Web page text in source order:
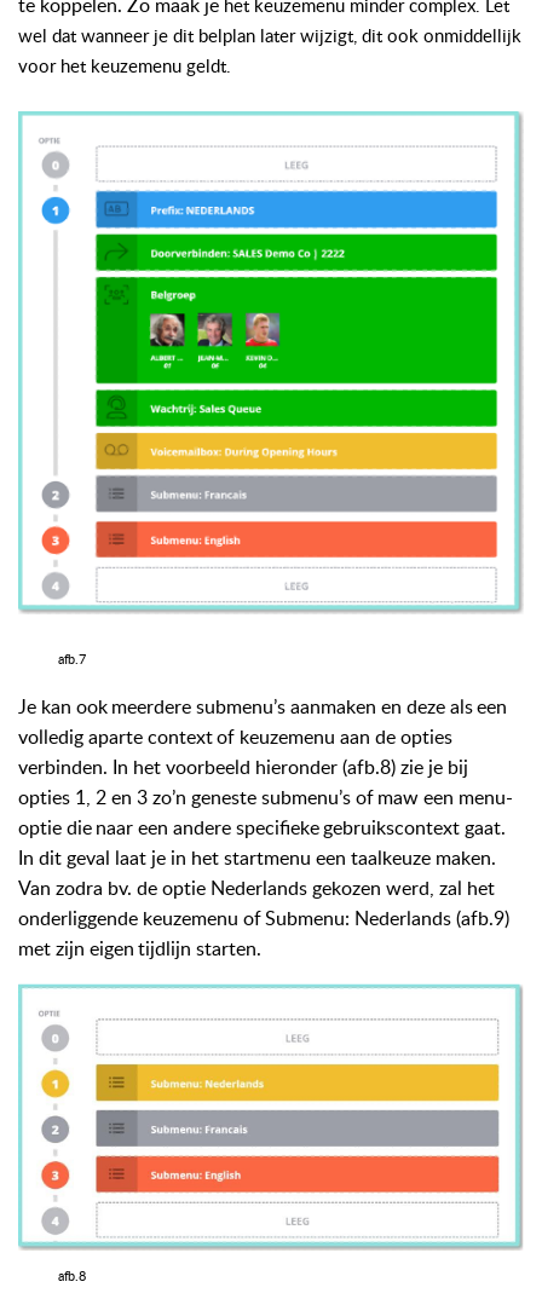
wel dat wanneer je dit belplan later wijzigt, dit ook onmiddellijk
voor het keuzemenu geldt.
afb.7
Je kan ook meerderesubmenu’saanmaken en dezealseen
volledigapartecontextof keuzemenu aan de opties
verbinden. In het voorbeeld hieronder (afb.8) zie je bij
opties 1, 2 en 3 zo’n geneste submenu’sofmaween menu-
optiedienaareen anderespecifieke gebruikscontext gaat.
In dit geval laat je in het startmenu een taalkeuze maken.
Van zodra bv. de optie Nederlands gekozen werd, zal het
onderliggende keuzemenu ofSubmenu: Nederlands (afb.9)
metzijn eigentijdlijn starten.
afb.8